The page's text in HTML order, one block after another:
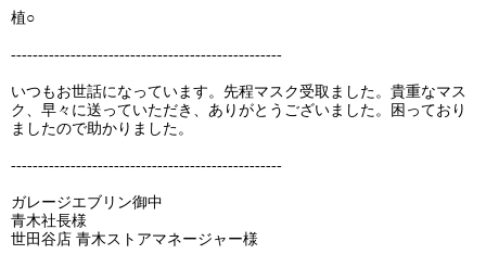
植○
--------------------------------------------------
いつもお世話になっています。先程マスク受取ました。貴重なマス
ク、早々に送っていただき、ありがとうございました。困っており
ましたので助かりました。
--------------------------------------------------
ガレージエブリン御中
青木社長様
世田谷店 青木ストアマネージャー様